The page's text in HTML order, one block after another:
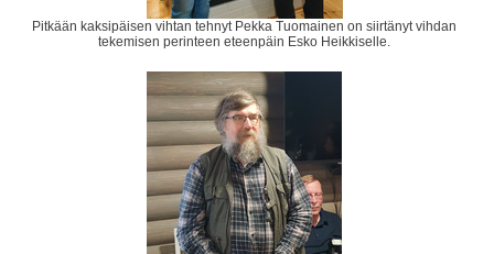
Pitkään kaksipäisen vihtan tehnyt Pekka Tuomainen on siirtänyt vihdan
tekemisen perinteen eteenpäin Esko Heikkiselle.